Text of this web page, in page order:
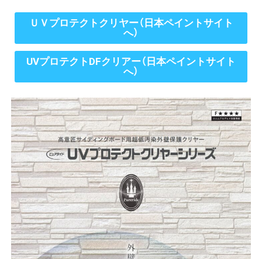
ＵＶプロテクトクリヤー（日本ペイントサイト
へ）
UVプロテクトDFクリアー（日本ペイントサイト
へ）